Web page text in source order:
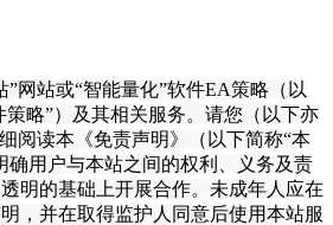
网站或“智能量化”软件EA策略（以
策略”）及其相关服务。请您（以下亦
阅读本《免责声明》（以下简称“本
确用户与本站之间的权利、义务及责
明的基础上开展合作。未成年人应在
，并在取得监护人同意后使用本站服